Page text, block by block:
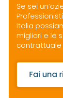
Se sei
Italia
migliori e le
Fai una